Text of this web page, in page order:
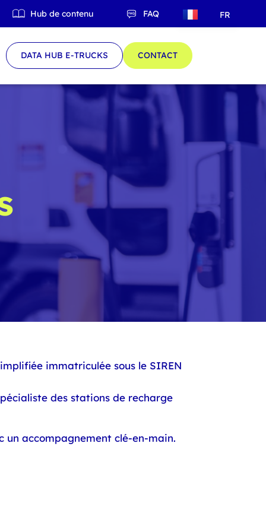
Hub de contenu FAQ FR
QC
DATA HUB E-TRUCKS CONTACT
immatriculée sous le SIREN
des stations de recharge
un accompagnement clé-en-main.